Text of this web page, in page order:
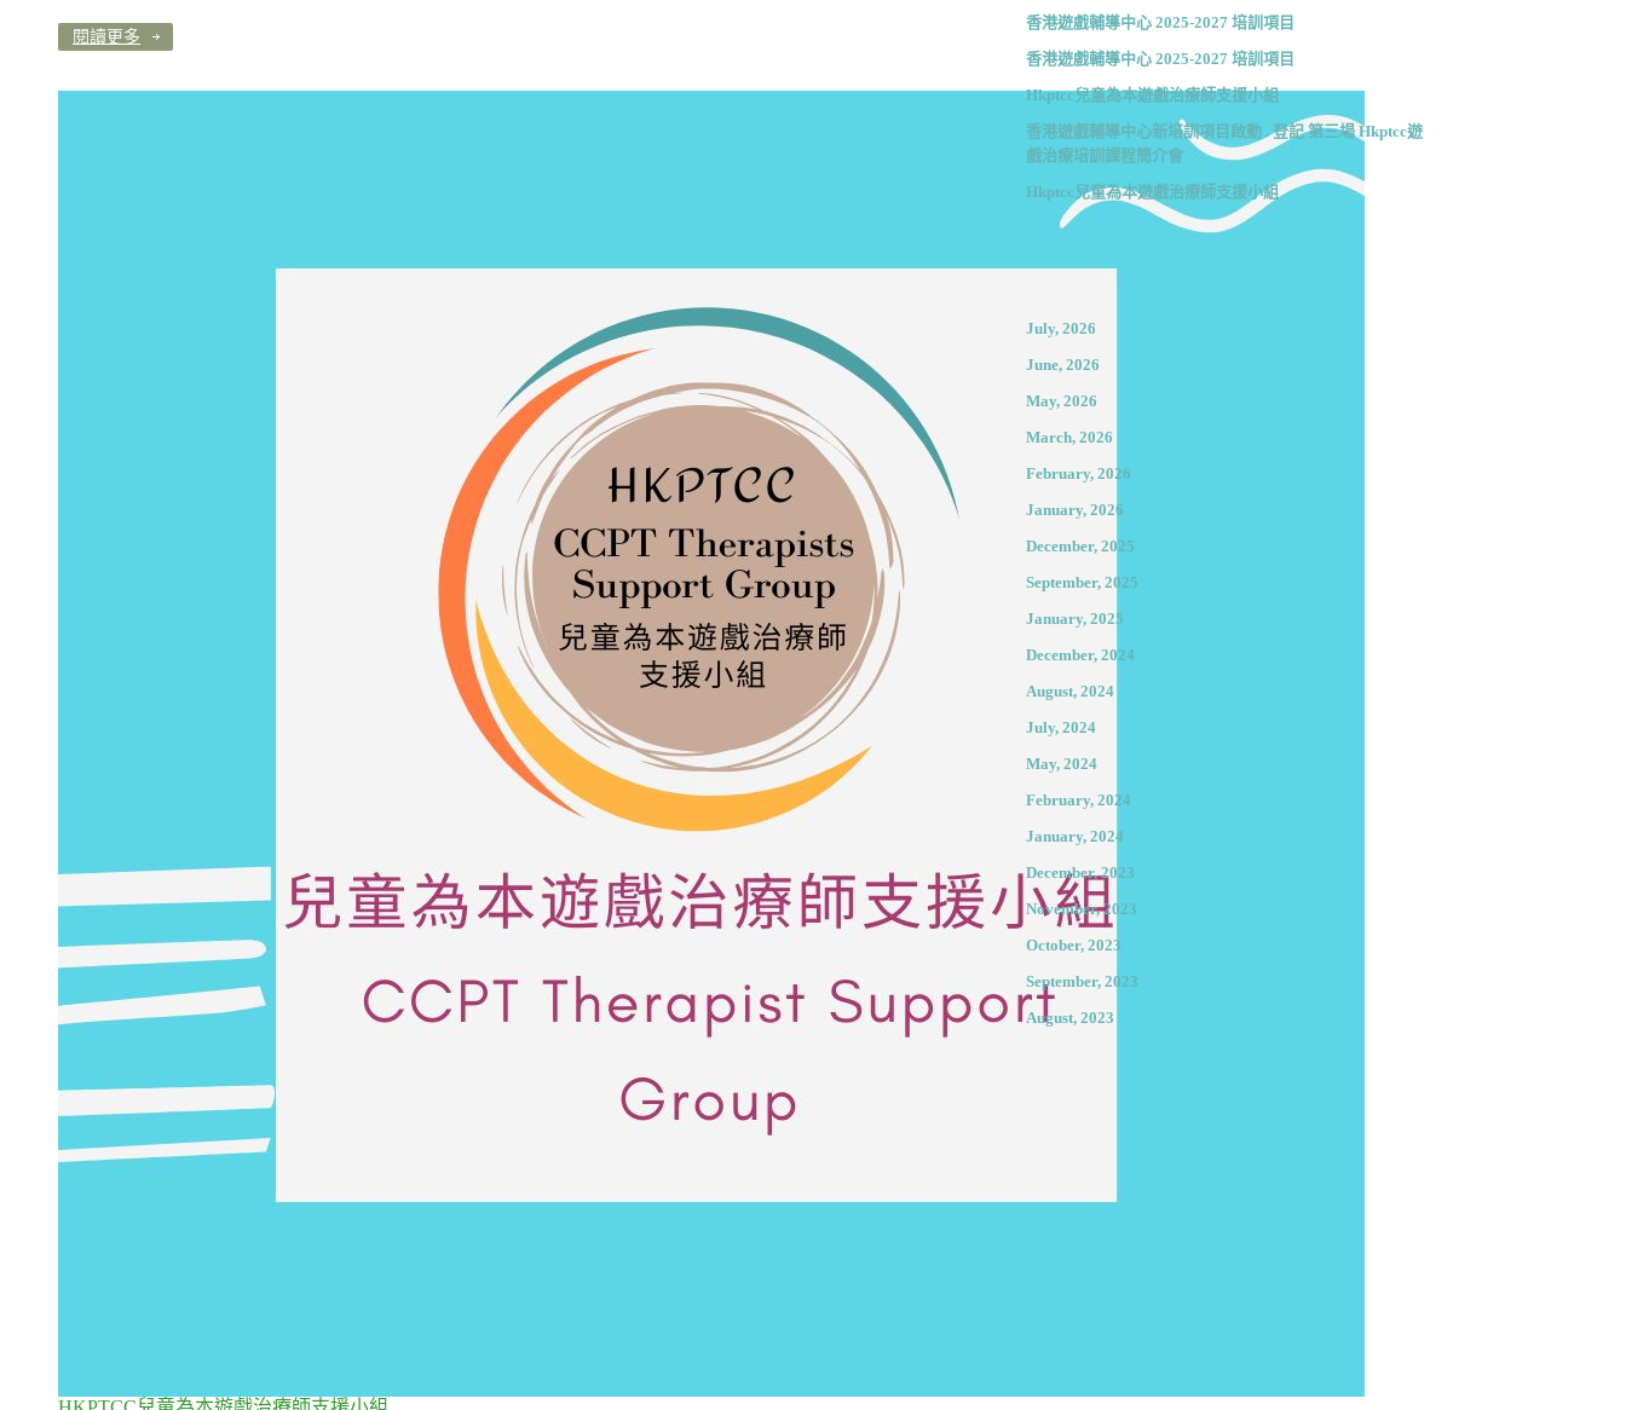
閱讀更多
香港遊戲輔導中心 2025-2027 培訓項目
香港遊戲輔導中心 2025-2027 培訓項目
Hkptcc兒童為本遊戲治療師支援小組
香港遊戲輔導中心新培訓項目啟動 . 登記 第三場 Hkptcc遊
戲治療培訓課程簡介會
Hkptcc兒童為本遊戲治療師支援小組
archive
July, 2026
June, 2026
May, 2026
March, 2026
February, 2026
January, 2026
December, 2025
September, 2025
January, 2025
December, 2024
August, 2024
July, 2024
May, 2024
February, 2024
January, 2024
December, 2023
November, 2023
October, 2023
September, 2023
August, 2023